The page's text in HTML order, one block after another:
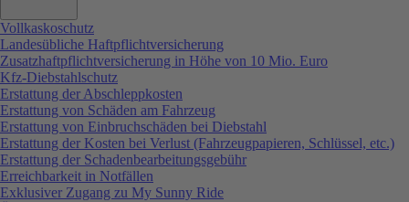
Vollkaskoschutz
Landesübliche Haftpflichtversicherung
Zusatzhaftpflichtversicherung in Höhe von 10 Mio. Euro
Kfz-Diebstahlschutz
Erstattung der Abschleppkosten
Erstattung von Schäden am Fahrzeug
Erstattung von Einbruchschäden bei Diebstahl
Erstattung der Kosten bei Verlust (Fahrzeugpapieren, Schlüssel, etc.)
Erstattung der Schadenbearbeitungsgebühr
Erreichbarkeit in Notfällen
Exklusiver Zugang zu My Sunny Ride